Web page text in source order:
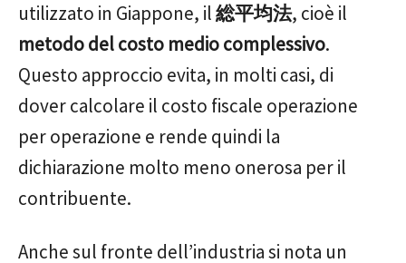
utilizzato in Giappone, il総平均法, cioè il
metodo del costo medio complessivo.
Questo approccio evita, in molti casi, di
dover calcolare il costo fiscale operazione
per operazione e rende quindi la
dichiarazione molto meno onerosa per il
contribuente.
Anche sul fronte dell’industria si nota un